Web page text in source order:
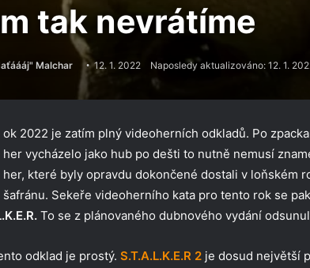
tak nevrátíme
Malchar 12. 1. 2022 Naposledy aktualizováno: 12. 1.
ok 2022 je zatím plný videoherních odkladů. Po
her vycházelo jako hub po dešti to nutně nemusí
her, které byly opravdu dokončené dostali v loňském
šafránu. Sekeře videoherního kata pro tento rok se
To se z plánovaného dubnového vydání
odklad je prostý. S.T.A.L.K.E.R 2 je dosud největší